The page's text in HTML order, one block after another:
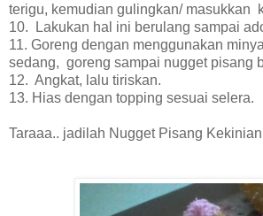
terigu, kemudian gulingkan/ masukkan
10. Lakukan hal ini berulang sampai
11. Goreng dengan menggunakan
sedang, goreng sampai nugget pisang
12. Angkat, lalu tiriskan.
13. Hias dengan topping sesuai selera.
Taraaa.. jadilah Nugget Pisang Kekinian